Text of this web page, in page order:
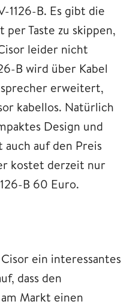
1126-B. Es gibt die
Taste zu skippen,
leider nicht
B wird über Kabel
erweitert,
kabellos. Natürlich
Design und
auf den Preis
kostet derzeit nur
B 60 Euro.
ein interessantes
dass den
Markt einen